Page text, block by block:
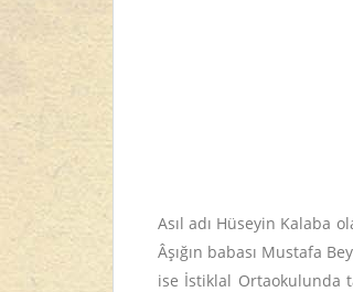
Asıl adı Hüseyin Kalaba
Âşığın babası Mustafa
ise İstiklal Ortaokulunda